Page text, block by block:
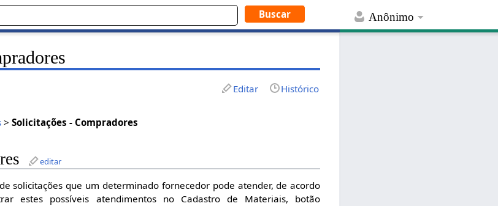
Anônimo
Editar Histórico
>Solicitações - Compradores
editar
solicitações que um determinado fornecedor pode atender, de acordo
estes possíveis atendimentos no Cadastro de Materiais, botão